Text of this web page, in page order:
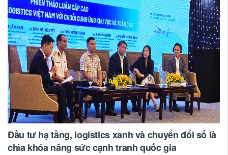
Đầu tư hạ tầng, logistics xanh và chuyển đổi số là
chìa khóa nâng sức cạnh tranh quốc gia